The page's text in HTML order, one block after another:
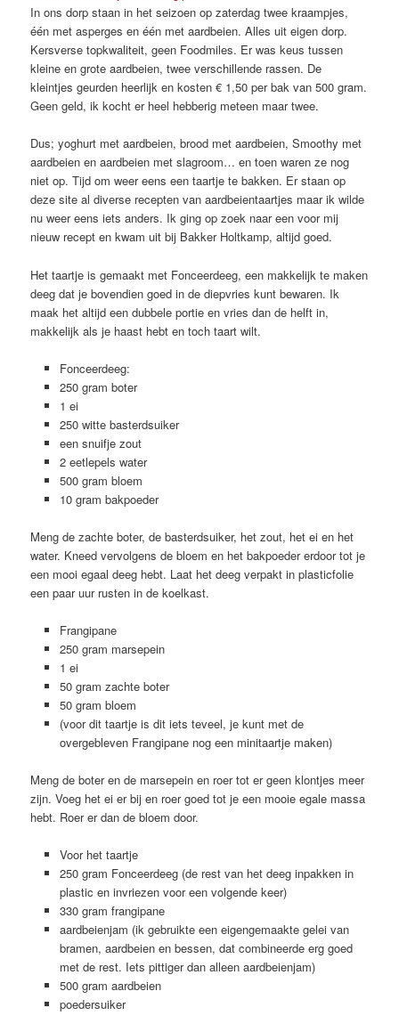
In ons dorp staan in het seizoen op zaterdag twee kraampjes,
één met asperges en één met aardbeien. Alles uit eigen dorp.
Kersverse topkwaliteit, geen Foodmiles. Er was keus tussen
kleine en grote aardbeien, twee verschillende rassen. De
kleintjes geurden heerlijk en kosten € 1,50 per bak van 500 gram.
Geen geld, ik kocht er heel hebberig meteen maar twee.
Dus; yoghurt met aardbeien, brood met aardbeien, Smoothy met
aardbeien en aardbeien met slagroom… en toen waren ze nog
niet op. Tijd om weer eens een taartje te bakken. Er staan op
deze site al diverse recepten van aardbeientaartjes maar ik wilde
nu weer eens iets anders. Ik ging op zoek naar een voor mij
nieuw recept en kwam uit bij Bakker Holtkamp, altijd goed.
Het taartje is gemaakt met Fonceerdeeg, een makkelijk te maken
deeg dat je bovendien goed in de diepvries kunt bewaren. Ik
maak het altijd een dubbele portie en vries dan de helft in,
makkelijk als je haast hebt en toch taart wilt.
Fonceerdeeg:
250 gram boter
1 ei
250 witte basterdsuiker
een snuifje zout
2 eetlepels water
500 gram bloem
10 gram bakpoeder
Meng de zachte boter, de basterdsuiker, het zout, het ei en het
water. Kneed vervolgens de bloem en het bakpoeder erdoor tot je
een mooi egaal deeg hebt. Laat het deeg verpakt in plasticfolie
een paar uur rusten in de koelkast.
Frangipane
250 gram marsepein
1 ei
50 gram zachte boter
50 gram bloem
(voor dit taartje is dit iets teveel, je kunt met de
overgebleven Frangipane nog een minitaartje maken)
Meng de boter en de marsepein en roer tot er geen klontjes meer
zijn. Voeg het ei er bij en roer goed tot je een mooie egale massa
hebt. Roer er dan de bloem door.
Voor het taartje
250 gram Fonceerdeeg (de rest van het deeg inpakken in
plastic en invriezen voor een volgende keer)
330 gram frangipane
aardbeienjam (ik gebruikte een eigengemaakte gelei van
bramen, aardbeien en bessen, dat combineerde erg goed
met de rest. Iets pittiger dan alleen aardbeienjam)
500 gram aardbeien
poedersuiker